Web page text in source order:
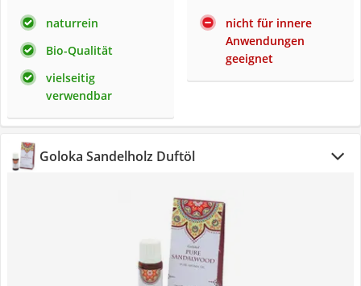
naturrein
Bio-Qualität
vielseitig
verwendbar
nicht für innere
Anwendungen
geeignet
Goloka Sandelholz Duftöl